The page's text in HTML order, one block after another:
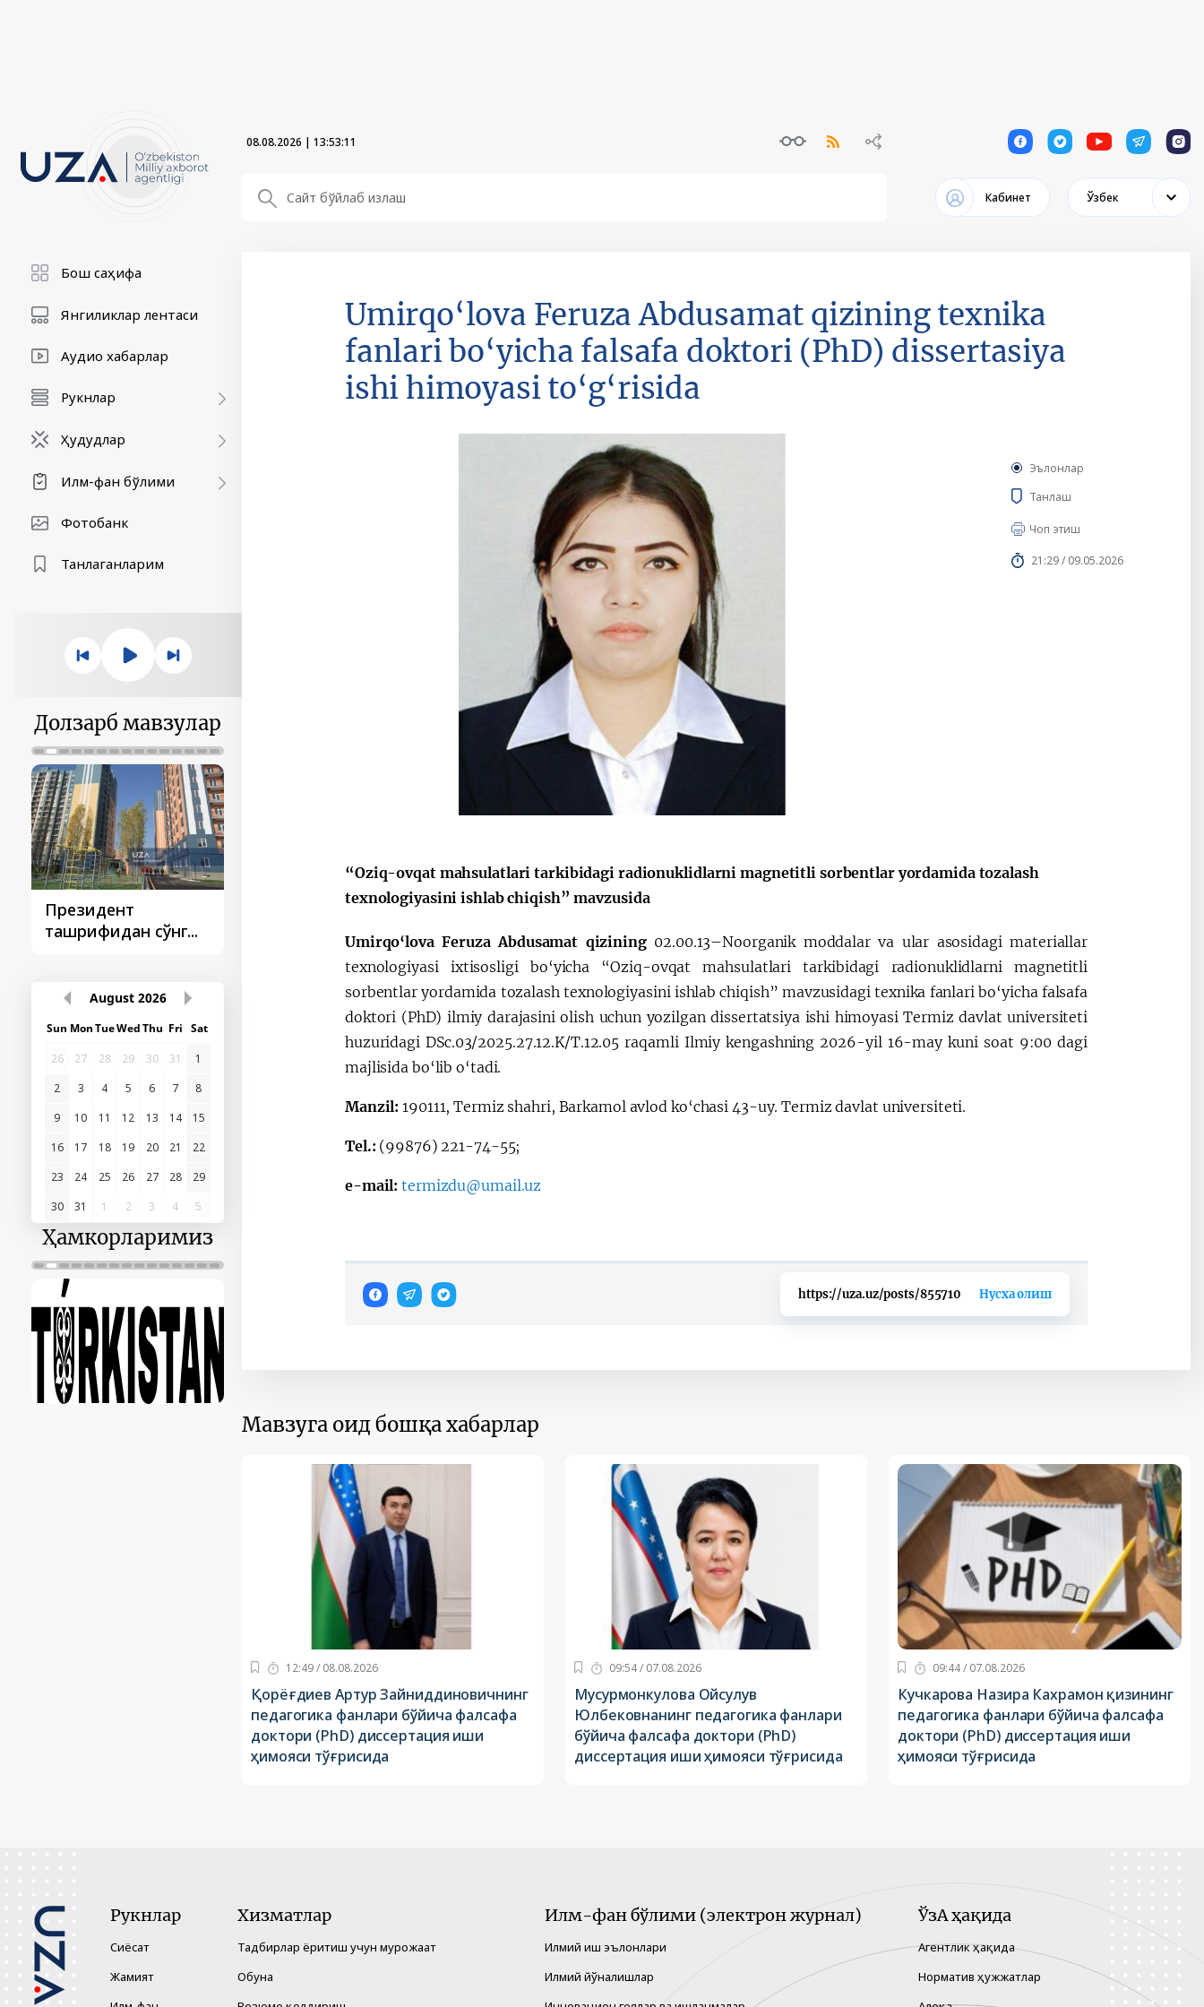
08.08.2026 | 13:53:11 1 1 1 1 1
Кабинет Ўзбек
Бош саҳифа
Янгиликлар лентаси
Аудио хабарлар
Рукнлар
Ҳудудлар
Илм-фан бўлими
Фотобанк
Танлаганларим
Долзарб мавзулар
Президент
ташрифидан сўнг...
ташрифлари
Қарор ва ижро
стратегияси
Мирзиёев
раислигида
ўтказилган
видеоселектор
йиғилишлари
August 2026
Sun MonTueWedThu Fri Sat
26
27 28 29 30 31
1
2
3 4 5 6 7
8
9
10 11 12 13 14
15
16
17 18 19 20 21
22
23
24 25 26 27 28
29
30
31 1 2 3 4 5
Ҳамкорларимиз
Umirqo‘lova Feruza Abdusamat qizining texnika
fanlari bo‘yicha falsafa doktori (PhD) dissertasiya
ishi himoyasi to‘g‘risida
Эълонлар
Танлаш
Чоп этиш
21:29 / 09.05.2026
“Oziq-ovqat mahsulatlari tarkibidagi radionuklidlarni magnetitli sorbentlar yordamida tozalash
texnologiyasini ishlab chiqish” mavzusida
Umirqo‘lova Feruza Abdusamat qizining 02.00.13–Noorganik moddalar va ular asosidagi materiallar
texnologiyasi ixtisosligi bo‘yicha “Oziq-ovqat mahsulatlari tarkibidagi radionuklidlarni magnetitli
sorbentlar yordamida tozalash texnologiyasini ishlab chiqish” mavzusidagi texnika fanlari bo‘yicha falsafa
doktori (PhD) ilmiy darajasini olish uchun yozilgan dissertatsiya ishi himoyasi Termiz davlat universiteti
huzuridagi DSc.03/2025.27.12.K/T.12.05 raqamli Ilmiy kengashning 2026-yil 16-may kuni soat 9:00 dagi
majlisida bo‘lib o‘tadi.
Manzil:190111, Termiz shahri, Barkamol avlod ko‘chasi 43-uy. Termiz davlat universiteti.
Tel.: (99876) 221-74-55;
e-mail:termizdu@umail.uz
https://uza.uz/posts/855710 Нусха олиш
Мавзуга оид бошқа хабарлар
12:49 / 08.08.2026
Қорёғдиев Aртур Зайниддиновичнинг
педагогика фанлари бўйича фалсафа
доктори (PhD) диссертация иши
ҳимояси тўғрисида
09:54 / 07.08.2026
Мусурмонкулова Ойсулув
Юлбековнанинг педагогика фанлари
бўйича фалсафа доктори (PhD)
диссертация иши ҳимояси тўғрисида
09:44 / 07.08.2026
Кучкарова Назира Кахрамон қизининг
педагогика фанлари бўйича фалсафа
доктори (PhD) диссертация иши
ҳимояси тўғрисида
Рукнлар
Сиёсат
Жамият
Хизматлар
Тадбирлар ёритиш учун мурожаат
Обуна
Илм-фан бўлими (электрон журнал)
Илмий иш эълонлари
Илмий йўналишлар
ЎзА ҳақида
Агентлик ҳақида
Норматив ҳужжатлар